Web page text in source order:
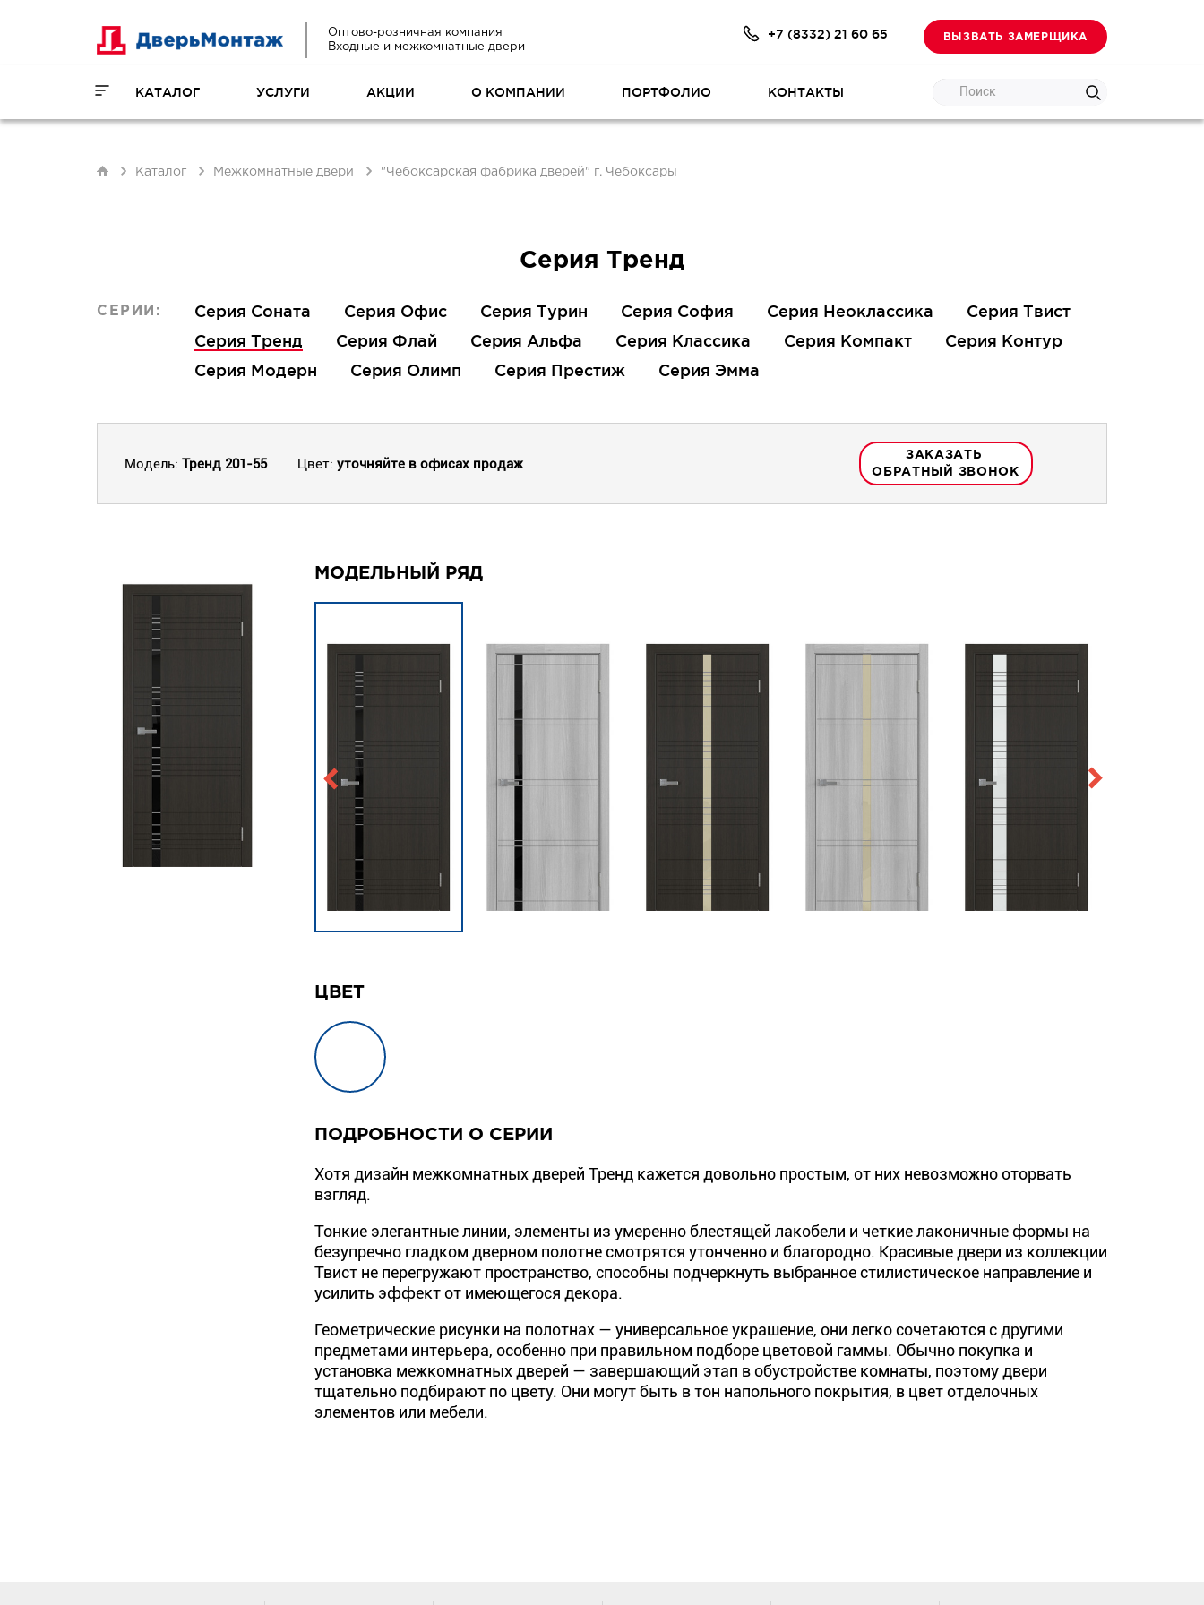
Оптово-розничная компания
Входные и межкомнатные двери
ВЫЗВАТЬ ЗАМЕРЩИКА
+7 (8332) 21 60 65
КАТАЛОГ УСЛУГИ АКЦИИ О КОМПАНИИ ПОРТФОЛИО КОНТАКТЫ Поиск
Каталог Межкомнатные двери "Чебоксарская фабрика дверей" г. Чебоксары
Серия Тренд
СЕРИИ: Серия Соната Серия Офис Серия Турин Серия София Серия Неоклассика
Серия Твист
Серия Тренд
Серия Флай Серия Альфа Серия Классика Серия Компакт
Серия Контур
Серия Модерн
Серия Олимп Серия Престиж Серия Эмма
Модель: Тренд 201-55 Цвет: уточняйте в офисах продаж
ЗАКАЗАТЬ
ОБРАТНЫЙ ЗВОНОК
МОДЕЛЬНЫЙ РЯД
ЦВЕТ
ПОДРОБНОСТИ О СЕРИИ
Хотя дизайн межкомнатных дверей Тренд кажется довольно простым, от них невозможно оторвать
взгляд.
Тонкие элегантные линии, элементы из умеренно блестящей лакобели и четкие лаконичные формы на
безупречно гладком дверном полотне смотрятся утонченно и благородно. Красивые двери из коллекции
Твист не перегружают пространство, способны подчеркнуть выбранное стилистическое направление и
усилить эффект от имеющегося декора.
Геометрические рисунки на полотнах — универсальное украшение, они легко сочетаются с другими
предметами интерьера, особенно при правильном подборе цветовой гаммы. Обычно покупка и
установка межкомнатных дверей — завершающий этап в обустройстве комнаты, поэтому двери
тщательно подбирают по цвету. Они могут быть в тон напольного покрытия, в цвет отделочных
элементов или мебели.